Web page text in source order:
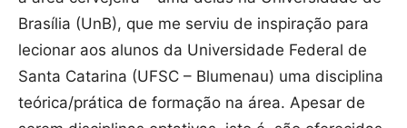
Brasília (UnB), que me serviu de inspiração para
lecionar aos alunos da Universidade Federal de
Santa Catarina (UFSC – Blumenau) uma disciplina
teórica/prática de formação na área. Apesar de